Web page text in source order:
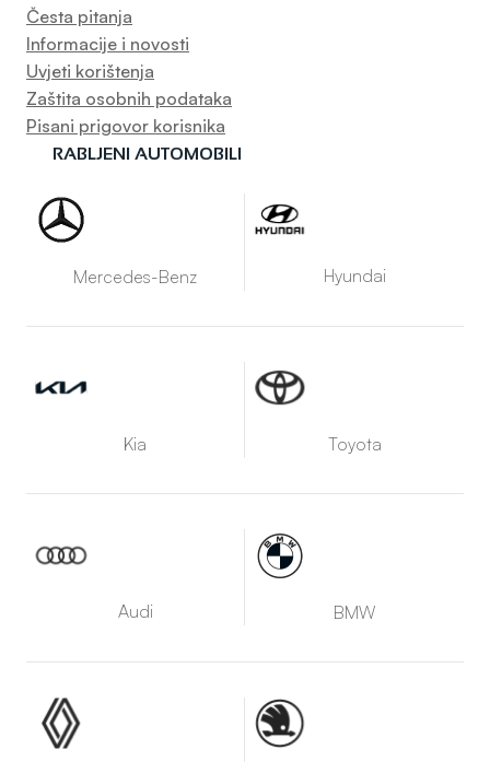
Česta pitanja
Informacije i novosti
Uvjeti korištenja
Zaštita osobnih podataka
Pisani prigovor korisnika
RABLJENI AUTOMOBILI
Mercedes-Benz Hyundai
Kia Toyota
Audi BMW